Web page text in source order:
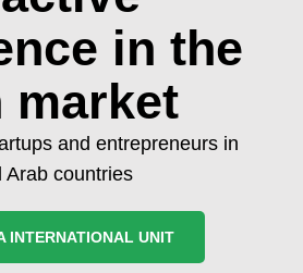
in the
market
and entrepreneurs in
Arab countries
INTERNATIONAL UNIT